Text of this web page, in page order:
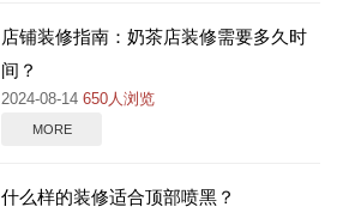
店铺装修指南：奶茶店装修需要多久时
间？
2024-08-14 650人浏览
MORE
什么样的装修适合顶部喷黑？